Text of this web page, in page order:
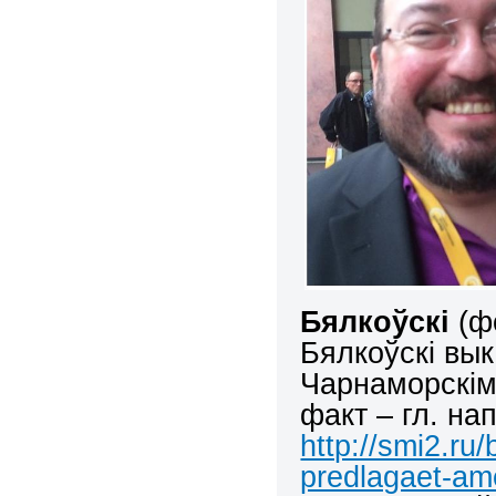
Бялкоўскі
Бялкоўскі
факт – гл.
http://smi2.ru/
predlagaet-